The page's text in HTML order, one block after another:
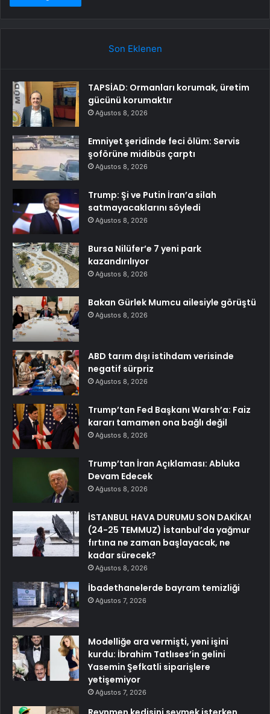
Son Eklenen
TAPSİAD: Ormanları korumak, üretim
gücünü korumaktır
Ağustos 8, 2026
Emniyet şeridinde feci ölüm: Servis
şoförüne midibüs çarptı
Ağustos 8, 2026
Trump: Şi ve Putin İran’a silah
satmayacaklarını söyledi
Ağustos 8, 2026
Bursa Nilüfer’e 7 yeni park
kazandırılıyor
Ağustos 8, 2026
Bakan Gürlek Mumcu ailesiyle görüştü
Ağustos 8, 2026
ABD tarım dışı istihdam verisinde
negatif sürpriz
Ağustos 8, 2026
Trump’tan Fed Başkanı Warsh’a: Faiz
kararı tamamen ona bağlı değil
Ağustos 8, 2026
Trump’tan İran Açıklaması: Abluka
Devam Edecek
Ağustos 8, 2026
İSTANBUL HAVA DURUMU SON DAKİKA!
(24-25 TEMMUZ) İstanbul’da yağmur
fırtına ne zaman başlayacak, ne
kadar sürecek?
Ağustos 8, 2026
İbadethanelerde bayram temizliği
Ağustos 7, 2026
Modelliğe ara vermişti, yeni işini
kurdu: İbrahim Tatlıses’in gelini
Yasemin Şefkatli siparişlere
yetişemiyor
Ağustos 7, 2026